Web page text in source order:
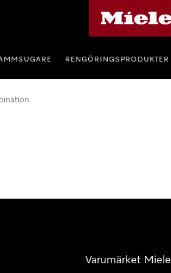
RENGÖRINGSPRODUKTER
Varumärket Miele